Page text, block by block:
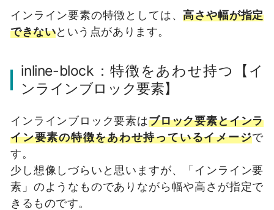
インライン要素の特徴としては、高さや幅が指定
できないという点があります。
inline-block：特徴をあわせ持つ【イ
ンラインブロック要素】
インラインブロック要素はブロック要素とインラ
イン要素の特徴をあわせ持っているイメージで
す。
少し想像しづらいと思いますが、「インライン要
素」のようなものでありながら幅や高さが指定で
きるものです。